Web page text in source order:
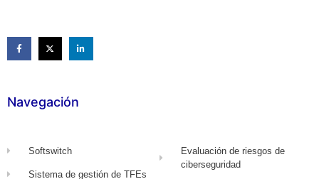
Navegación
Softswitch
Sistema de gestión de TFEs
Evaluación de riesgos de
ciberseguridad